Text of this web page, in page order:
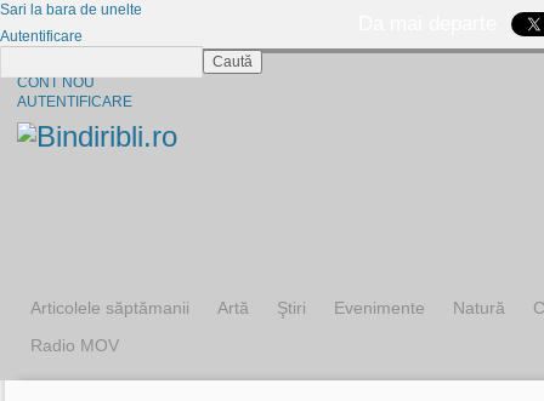
CONT NOU
AUTENTIFICARE
Articolele săptămanii Artă Ştiri Evenimente Natură
Radio MOV
Sari la bara de unelte
Autentificare
Caută